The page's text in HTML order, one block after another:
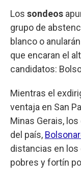
Los sondeos
grupo de
blanco o
que encaran el
candidatos:
Mientras el
ventaja en San
Minas Gerais,
del país,
distancias en
pobres y fortín